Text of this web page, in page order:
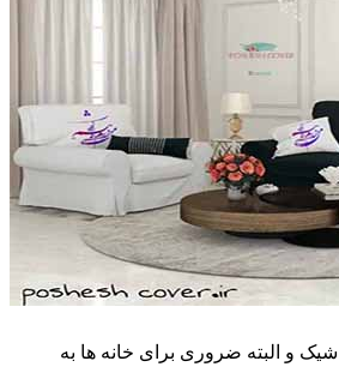
و البته ضروری برای خانه ها به